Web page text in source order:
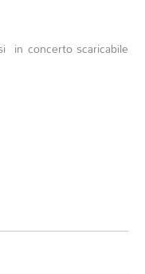
in concerto scaricabile